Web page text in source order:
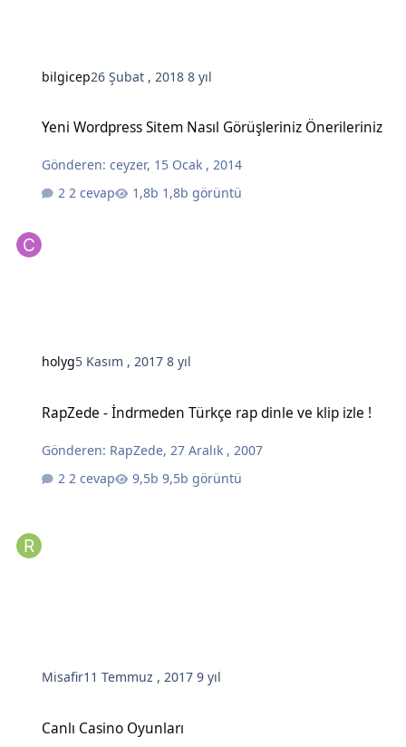
bilgicep26 Şubat , 20188 yıl
Yeni Wordpress Sitem Nasıl Görüşleriniz Önerileriniz
Gönderen:ceyzer, 15 Ocak , 2014
2 cevap
1,8b görüntü
holyg5 Kasım , 20178 yıl
RapZede - İndrmeden Türkçe rap dinle ve klip izle !
Gönderen: RapZede, 27 Aralık , 2007
2 cevap
9,5b görüntü
Misafir11 Temmuz , 20179 yıl
Canlı Casino Oyunları